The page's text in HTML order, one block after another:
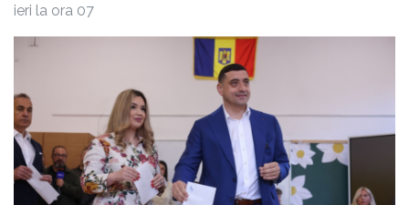
ieri la ora 07